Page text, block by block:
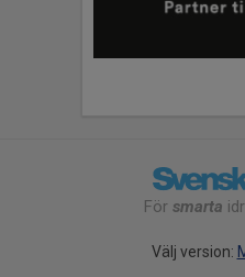
För smarta
Välj version: